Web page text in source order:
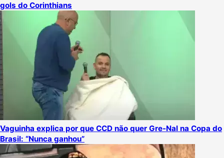
gols do Corinthians
Vaguinha explica por que CCD não quer Gre-Nal na Copa do
Brasil: “Nunca ganhou”